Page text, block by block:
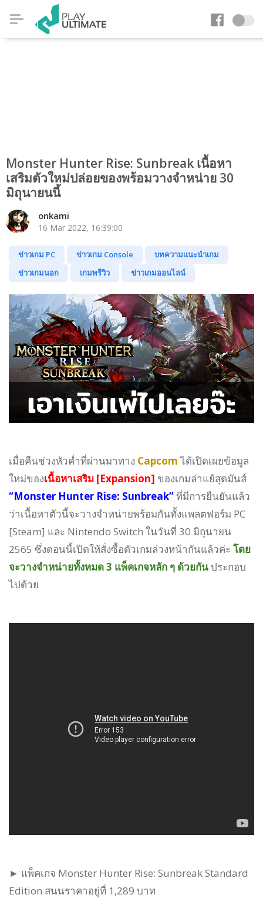
Monster Hunter Rise: Sunbreak เนื้อหา
เสริมตัวใหม่ปล่อยของพร้อมวางจำหน่าย 30
มิถุนายนนี้
onkami
16 Mar 2022, 16:39:00
ข่าวเกม PC ข่าวเกม Console
บทความแนะนำเกม
ข่าวเกมนอก
เกมพรีวิว ข่าวเกมออนไลน์
เมื่อคืนช่วงหัวค่ำที่ผ่านมาทาง Capcomได้เปิดเผยข้อมูล
ใหม่ของเนื้อหาเสริม [Expansion] ของเกมล่าแย้สุดมันส์
“Monster Hunter Rise: Sunbreak”ที่มีการยืนยันแล้ว
ว่าเนื้อหาตัวนี้จะวางจำหน่ายพร้อมกันทั้งแพลตฟอร์ม PC
[Steam] และ Nintendo Switch ในวันที่ 30 มิถุนายน
2565 ซึ่งตอนนี้เปิดให้สั่งซื้อตัวเกมล่วงหน้ากันแล้วค่ะ โดย
จะวางจำหน่ายทั้งหมด 3 แพ็คเกจหลัก ๆ ด้วยกัน ประกอบ
ไปด้วย
► แพ็คเกจ Monster Hunter Rise: Sunbreak Standard
Edition สนนราคาอยู่ที่ 1,289 บาท